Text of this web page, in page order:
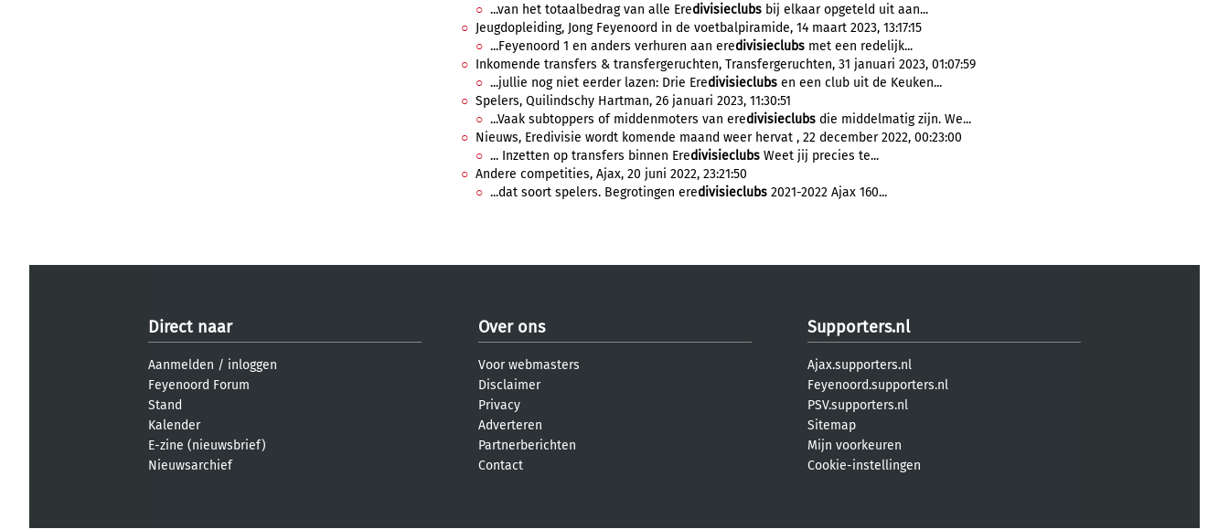
...van het totaalbedrag van alle Eredivisieclubs bij elkaar opgeteld uit aan...
Jeugdopleiding, Jong Feyenoord in de voetbalpiramide, 14 maart 2023, 13:17:15
...Feyenoord 1 en anders verhuren aan eredivisieclubs met een redelijk...
Inkomende transfers & transfergeruchten, Transfergeruchten, 31 januari 2023, 01:07:59
...jullie nog niet eerder lazen: Drie Eredivisieclubs en een club uit de Keuken...
Spelers, Quilindschy Hartman, 26 januari 2023, 11:30:51
...Vaak subtoppers of middenmoters van eredivisieclubs die middelmatig zijn. We...
Nieuws, Eredivisie wordt komende maand weer hervat , 22 december 2022, 00:23:00
... Inzetten op transfers binnen Eredivisieclubs Weet jij precies te...
Andere competities, Ajax, 20 juni 2022, 23:21:50
...dat soort spelers. Begrotingen eredivisieclubs 2021-2022 Ajax 160...
Direct naar
Aanmelden / inloggen
Feyenoord Forum
Stand
Kalender
E-zine (nieuwsbrief)
Nieuwsarchief
Over ons
Voor webmasters
Disclaimer
Privacy
Adverteren
Partnerberichten
Contact
Supporters.nl
Ajax.supporters.nl
Feyenoord.supporters.nl
PSV.supporters.nl
Sitemap
Mijn voorkeuren
Cookie-instellingen